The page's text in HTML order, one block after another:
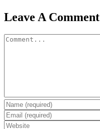
Leave A Comment
Comment